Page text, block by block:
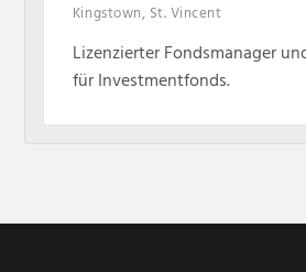
Kingstown, St. Vincent
Lizenzierter Fondsmanager
für Investmentfonds.